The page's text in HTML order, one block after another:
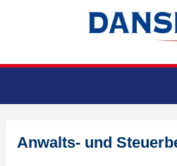
Anwalts- und